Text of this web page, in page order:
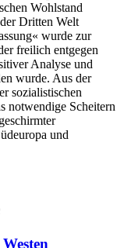
Wohlstand
Dritten Welt
wurde zur
freilich entgegen
Analyse und
wurde. Aus der
sozialistischen
notwendige Scheitern
und